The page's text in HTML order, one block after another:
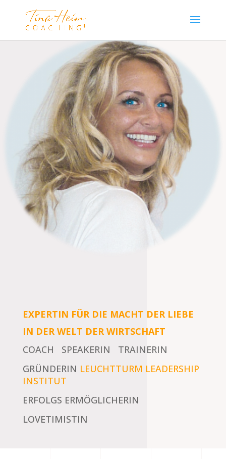
EXPERTIN FÜR DIE MACHT DER LIEBE
IN DER WELT DER WIRTSCHAFT
COACH SPEAKERIN TRAINERIN
GRÜNDERIN LEUCHTTURM LEADERSHIP
INSTITUT
ERFOLGS ERMÖGLICHERIN
LOVETIMISTIN